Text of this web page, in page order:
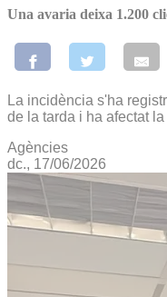
Una avaria deixa 1.200
La incidència s'ha
de la tarda i ha afectat
Agències
dc., 17/06/2026